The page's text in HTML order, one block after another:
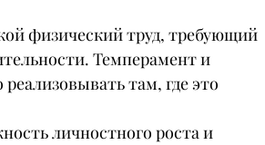
физический труд, требующий
Темперамент и
там, где это
личностного роста и